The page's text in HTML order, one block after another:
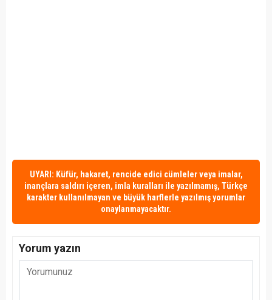
UYARI: Küfür, hakaret, rencide edici cümleler veya imalar,
inançlara saldırı içeren, imla kuralları ile yazılmamış, Türkçe
karakter kullanılmayan ve büyük harflerle yazılmış yorumlar
onaylanmayacaktır.
Yorum yazın